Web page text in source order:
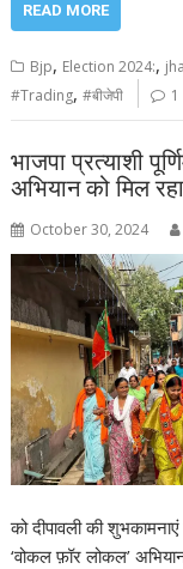
READ MORE
Bjp, Election 2024:,
#Trading,#बीजेपी
भाजपा प्रत्याशी
अभियान को मिल
October 30, 2024
को दीपावली की
‘वोकल फ़ॉर लोकल’